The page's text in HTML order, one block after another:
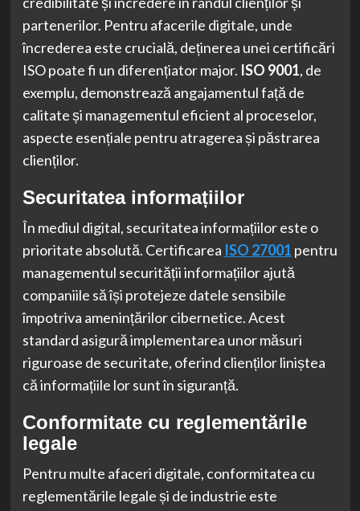
partenerilor. Pentru afacerile digitale, unde
încrederea este crucială, deținerea unei certificări
ISO poate fi un diferențiator major. ISO 9001, de
exemplu, demonstrează angajamentul față de
calitate și managementul eficient al proceselor,
aspecte esențiale pentru atragerea și păstrarea
clienților.
Securitatea informațiilor
În mediul digital, securitatea informațiilor este o
prioritate absolută. Certificarea ISO 27001 pentru
managementul securității informațiilor ajută
companiile să își protejeze datele sensibile
împotriva amenințărilor cibernetice. Acest
standard asigură implementarea unor măsuri
riguroase de securitate, oferind clienților liniștea
că informațiile lor sunt în siguranță.
Conformitate cu reglementările
legale
Pentru multe afaceri digitale, conformitatea cu
reglementările legale și de industrie este